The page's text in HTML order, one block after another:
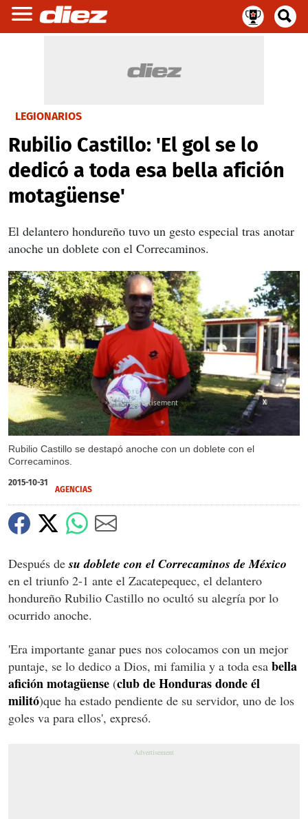
LEGIONARIOS
Rubilio Castillo: 'El gol se lo
dedicó a toda esa bella afición
motagüense'
El delantero hondureño tuvo un gesto especial tras anotar
anoche un doblete con el Correcaminos.
Rubilio Castillo se destapó anoche con un doblete con el
Correcaminos.
X
2015-10-31
AGENCIAS
Después desu doblete con el Correcaminos de México
en el triunfo 2-1 ante el Zacatepequec, el delantero
hondureño Rubilio Castillo no ocultó su alegría por lo
ocurrido anoche.
'Era importante ganar pues nos colocamos con un mejor
puntaje, se lo dedico a Dios, mi familia y a toda esa bella
afición motagüense (club de Honduras donde él
militó)que ha estado pendiente de su servidor, uno de los
goles va para ellos', expresó.